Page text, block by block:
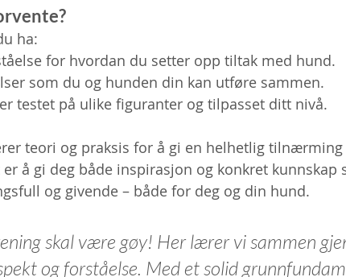
ha:
for hvordan du setter opp tiltak med hund.
som du og hunden din kan utføre sammen.
testet på ulike figuranter og tilpasset ditt nivå.
teori og praksis for å gi en helhetlig
å gi deg både inspirasjon og konkret kunnskap
og givende – både for deg og din hund.
skal være gøy! Her lærer vi sammen
og forståelse. Med et solid